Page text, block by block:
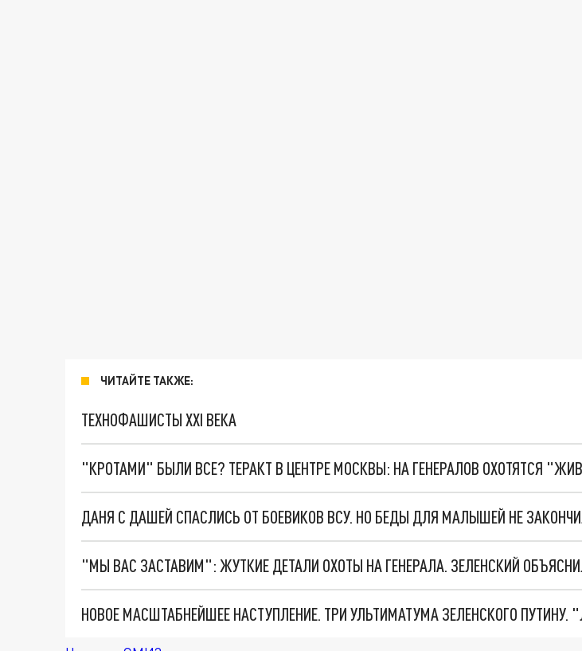
ЧИТАЙТЕ ТАКЖЕ:
ТЕХНОФАШИСТЫ XXI ВЕКА
"КРОТАМИ" БЫЛИ ВСЕ? ТЕРАКТ В ЦЕНТРЕ МОСКВЫ: НА ГЕНЕРАЛОВ ОХОТЯТСЯ
ДАНЯ С ДАШЕЙ СПАСЛИСЬ ОТ БОЕВИКОВ ВСУ. НО БЕДЫ ДЛЯ МАЛЫШЕЙ НЕ